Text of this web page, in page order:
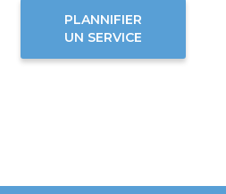
PLANNIFIER
UN SERVICE